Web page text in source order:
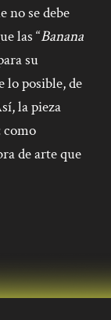
no se debe
las “Banana
su
lo posible, de
la pieza
como
de arte que